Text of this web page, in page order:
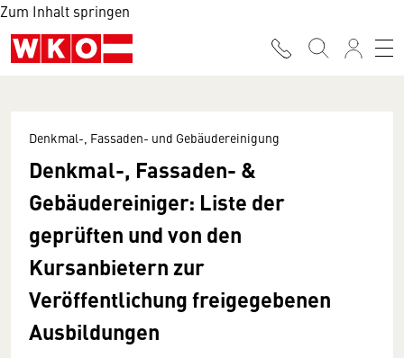
Zum Inhalt springen
Denkmal-, Fassaden- und Gebäudereinigung
Denkmal-, Fassaden- &
Gebäudereiniger: Liste der
geprüften und von den
Kursanbietern zur
Veröffentlichung freigegebenen
Ausbildungen